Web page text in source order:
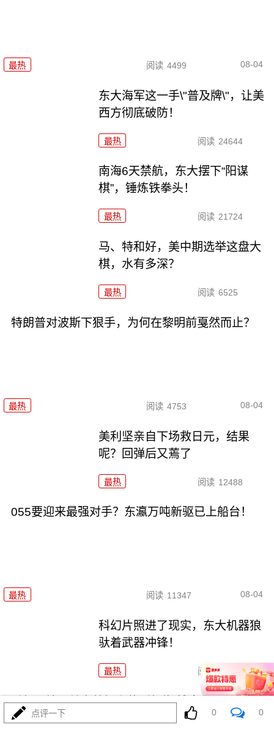
最热 阅读 4499 08-04
东大海军这一手\"普及牌\"，让美
西方彻底破防！
最热 阅读 24644
南海6天禁航，东大摆下“阳谋
棋”，锤炼铁拳头！
最热 阅读 21724
马、特和好，美中期选举这盘大
棋，水有多深？
最热 阅读 6525
特朗普对波斯下狠手，为何在黎明前戛然而止？
最热 阅读 4753 08-04
美利坚亲自下场救日元，结果
呢？回弹后又蔫了
最热 阅读 12488
055要迎来最强对手？东瀛万吨新驱已上船台！
最热 阅读 11347 08-04
科幻片照进了现实，东大机器狼
驮着武器冲锋！
最热 阅读 8877
千机压境：俄乌战场上的\"蜂群\"博弈与东大启示
点评一下 0 0